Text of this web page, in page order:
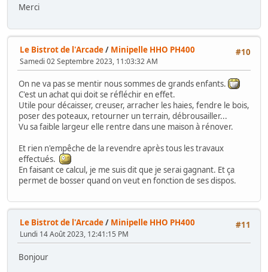
Merci
#10
Le Bistrot de l'Arcade/ Minipelle HHO PH400
Samedi 02 Septembre 2023, 11:03:32 AM
On ne va pas se mentir nous sommes de grands enfants.
C'est un achat qui doit se réfléchir en effet.
Utile pour décaisser, creuser, arracher les haies, fendre le bois,
poser des poteaux, retourner un terrain, débrousailler...
Vu sa faible largeur elle rentre dans une maison à rénover.
Et rien n'empêche de la revendre après tous les travaux
effectués.
En faisant ce calcul, je me suis dit que je serai gagnant. Et ça
permet de bosser quand on veut en fonction de ses dispos.
#11
Le Bistrot de l'Arcade/ Minipelle HHO PH400
Lundi 14 Août 2023, 12:41:15 PM
Bonjour